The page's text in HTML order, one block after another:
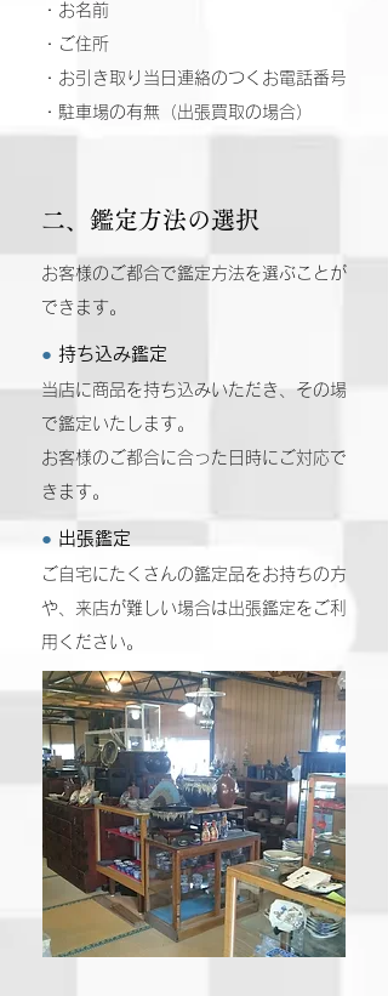
・お名前
・ご住所
・お引き取り当日連絡のつくお電話番号
・駐車場の有無（出張買取の場合）
二、鑑定方法の選択
お客様のご都合で鑑定方法を選ぶことが
できます。
● 持ち込み鑑定
当店に商品を持ち込みいただき、その場
で鑑定いたします。
お客様のご都合に合った日時にご対応で
きます。
● 出張鑑定
ご自宅にたくさんの鑑定品をお持ちの方
や、来店が難しい場合は出張鑑定をご利
用ください。